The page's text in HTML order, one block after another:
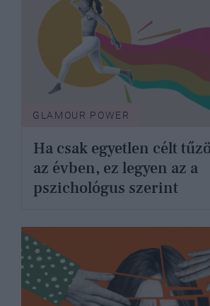
GLAMOUR POWER
Ha csak egyetlen célt
az évben, ez legyen az a
pszichológus szerint